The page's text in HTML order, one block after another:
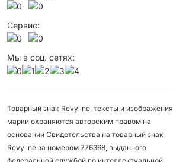
Сервис:
Мы в соц. сетях:
Товарный знак Revyline, тексты и изображения
марки охраняются авторским правом на
основании Свидетельства на товарный знак
Revyline за номером 776368, выданного